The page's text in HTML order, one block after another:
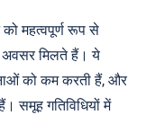
को महत्वपूर्ण रूप से
अवसर मिलते हैं। ये
को कम करती हैं, और
समूह गतिविधियों में